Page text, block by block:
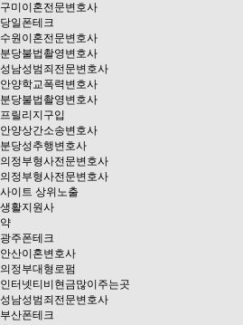
구미이혼전문변호사
당일폰테크
수원이혼전문변호사
분당불법촬영변호사
성남성범죄전문변호사
안양학교폭력변호사
분당불법촬영변호사
프릴리지구입
안양상간소송변호사
분당성추행변호사
의정부형사전문변호사
의정부형사전문변호사
사이트 상위노출
생활지원사
약
광주폰테크
안산이혼변호사
의정부대형로펌
인터넷티비현금많이주는곳
성남성범죄전문변호사
부산폰테크